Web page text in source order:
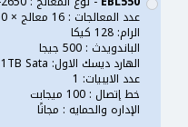
عدد المعالجات : 16 معالج × 2.50 Ghz
الرام: 128 كيكا
الباندويدث : 500 جيجا
الهارد ديسك الاول: 1TB Sata
عدد الايبيات: 1
خط إتصال : 100 ميجابت
الإداره والحمايه : مجانًا